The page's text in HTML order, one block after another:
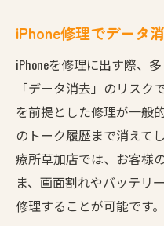
iPhone修理でデータ
iPhoneを修理に出す際、
「データ消去」のリスク
を前提とした修理が一般
のトーク履歴まで消えて
療所草加店では、お客様
ま、画面割れやバッテリ
修理することが可能です。